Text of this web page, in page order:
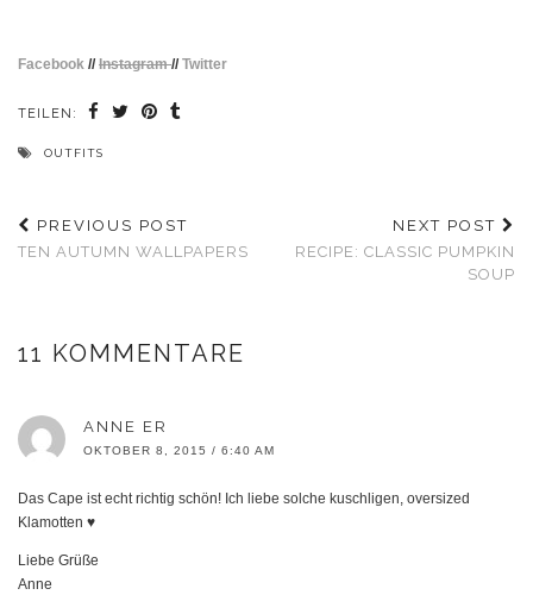
Facebook //Instagram//Twitter
TEILEN:
OUTFITS
PREVIOUS POST
TEN AUTUMN WALLPAPERS
NEXT POST
RECIPE: CLASSIC PUMPKIN
SOUP
11 KOMMENTARE
ANNE ER
OKTOBER 8, 2015 / 6:40 AM
Das Cape ist echt richtig schön! Ich liebe solche kuschligen, oversized
Klamotten ♥
Liebe Grüße
Anne